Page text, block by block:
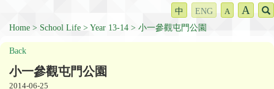
中 ENG A A
Home School Life Year 13-14 小一參觀屯門公園
Back
小一參觀屯門公園
2014-06-25